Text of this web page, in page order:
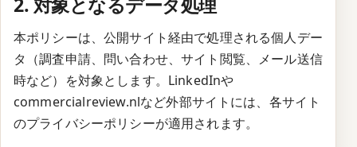
本ポリシーは、公開サイト経由で処理される個人デー
タ（調査申請、問い合わせ、サイト閲覧、メール送信
時など）を対象とします。LinkedInや
commercialreview.nlなど外部サイトには、各サイト
のプライバシーポリシーが適用されます。